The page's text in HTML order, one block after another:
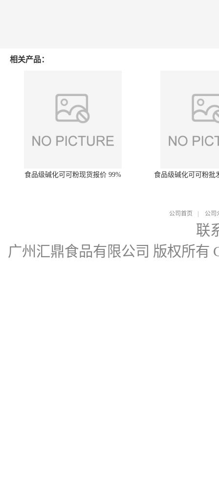
相关产品：
食品级碱化可可粉现货报价 99% 食品级碱化可可粉批
公司首页 公司
联
广州汇鼎食品有限公司 版权所有